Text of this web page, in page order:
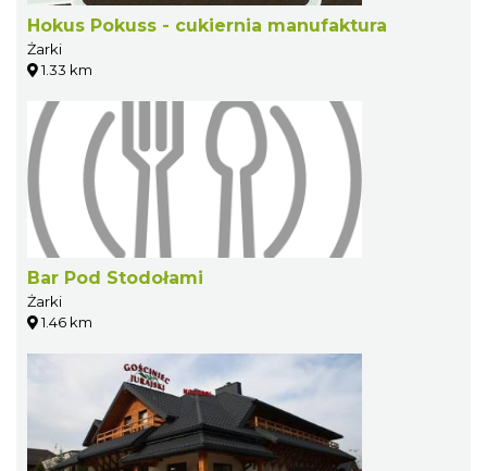
Hokus Pokuss - cukiernia manufaktura
Żarki
1.33 km
Bar Pod Stodołami
Żarki
1.46 km